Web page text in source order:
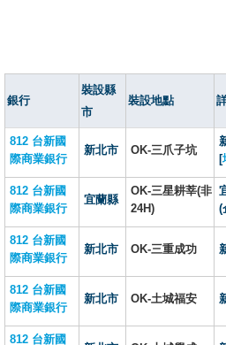
銀行
裝設縣
市
裝設地點
812 台新國
際商業銀行
新北市 OK-三爪子坑
[
812 台新國
際商業銀行
宜蘭縣
OK-三星耕莘(非
24H)
(
812 台新國
際商業銀行
新北市 OK-三重成功
812 台新國
際商業銀行
新北市 OK-土城福安
812 台新國